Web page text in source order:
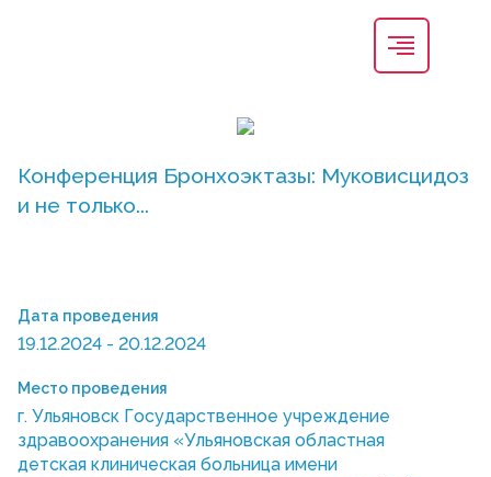
Конференция Бронхоэктазы: Муковисцидоз
и не только...
Дата проведения
19.12.2024 - 20.12.2024
Место проведения
г. Ульяновск Государственное учреждение
здравоохранения «Ульяновская областная
детская клиническая больница имени